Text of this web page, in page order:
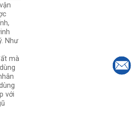
Như
mà
với